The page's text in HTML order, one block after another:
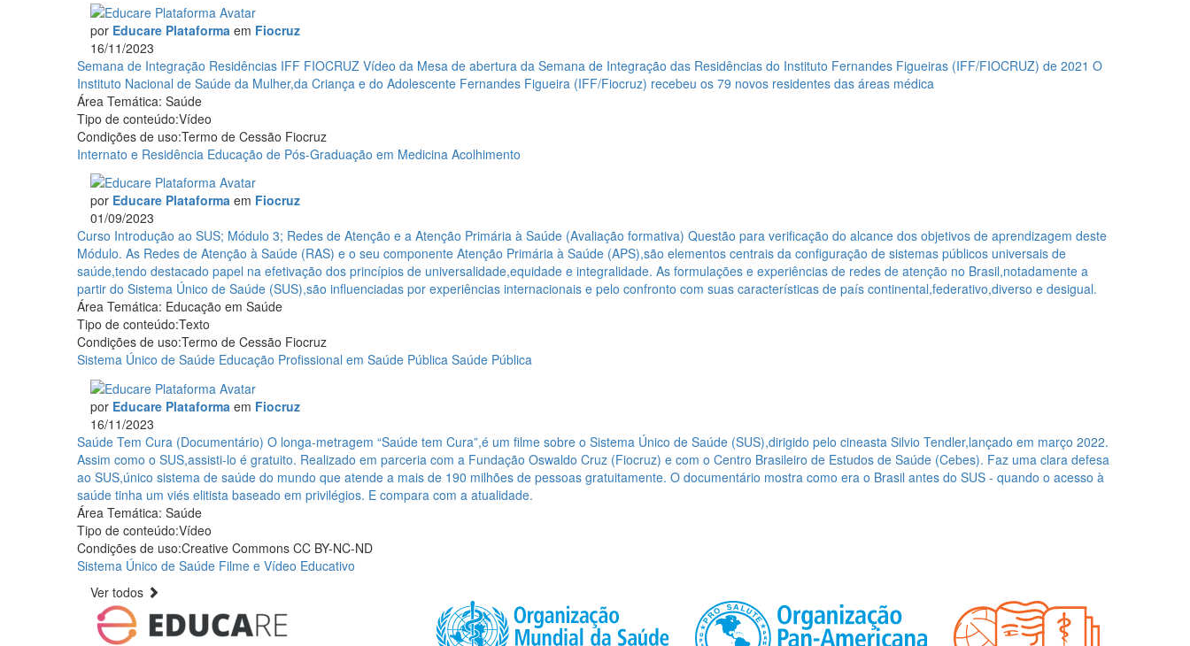
1980)
(Avaliação
formativa)
desenvolvimento:
abordagem
do
Complexo
Econômico-
Industrial
da
Saúde
(CEIS)
(Avaliação
formativa)
por Educare Plataforma em Fiocruz
16/11/2023
Semana
de
Integração
Residências
IFF
FIOCRUZ
Semana de Integração Residências IFF FIOCRUZ Vídeo da Mesa de abertura da Semana de Integração das Residências do Instituto Fernandes Figueiras (IFF/FIOCRUZ) de 2021 O
Instituto Nacional de Saúde da Mulher,da Criança e do Adolescente Fernandes Figueira (IFF/Fiocruz) recebeu os 79 novos residentes das áreas médica
Área Temática: Saúde
Tipo de conteúdo:Vídeo
Condições de uso:Termo de Cessão Fiocruz
Internato e Residência Educação de Pós-Graduação em Medicina Acolhimento
por Educare Plataforma em Fiocruz
01/09/2023
Curso
Introdução
ao
SUS;
Módulo
3;
Redes
de
Atenção
Atenção
Primária
à
Saúde
(Avaliação
formativa)
Curso Introdução ao SUS; Módulo 3; Redes de Atenção e a Atenção Primária à Saúde (Avaliação formativa) Questão para verificação do alcance dos objetivos de aprendizagem deste
Módulo. As Redes de Atenção à Saúde (RAS) e o seu componente Atenção Primária à Saúde (APS),são elementos centrais da configuração de sistemas públicos universais de
saúde,tendo destacado papel na efetivação dos princípios de universalidade,equidade e integralidade. As formulações e experiências de redes de atenção no Brasil,notadamente a
partir do Sistema Único de Saúde (SUS),são influenciadas por experiências internacionais e pelo confronto com suas características de país continental,federativo,diverso e desigual.
Área Temática: Educação em Saúde
Tipo de conteúdo:Texto
Condições de uso:Termo de Cessão Fiocruz
Sistema Único de Saúde Educação Profissional em Saúde Pública Saúde Pública
por Educare Plataforma em Fiocruz
16/11/2023
Saúde
Tem
Cura
(Documentário)
Saúde Tem Cura (Documentário) O longa-metragem “Saúde tem Cura”,é um filme sobre o Sistema Único de Saúde (SUS),dirigido pelo cineasta Silvio Tendler,lançado em março 2022.
Assim como o SUS,assisti-lo é gratuito. Realizado em parceria com a Fundação Oswaldo Cruz (Fiocruz) e com o Centro Brasileiro de Estudos de Saúde (Cebes). Faz uma clara defesa
ao SUS,único sistema de saúde do mundo que atende a mais de 190 milhões de pessoas gratuitamente. O documentário mostra como era o Brasil antes do SUS - quando o acesso à
saúde tinha um viés elitista baseado em privilégios. E compara com a atualidade.
Área Temática: Saúde
Tipo de conteúdo:Vídeo
Condições de uso:Creative Commons CC BY-NC-ND
Sistema Único de Saúde Filme e Vídeo Educativo
Ver todos